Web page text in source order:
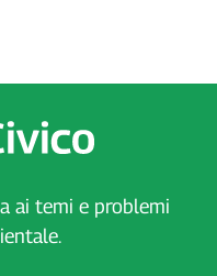
ai temi e problemi